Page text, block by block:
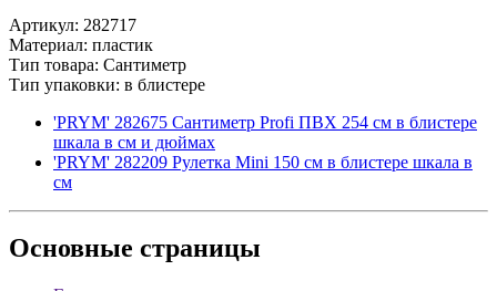
Артикул: 282717
Материал: пластик
Тип товара: Сантиметр
Тип упаковки: в блистере
'PRYM' 282675 Сантиметр Profi ПВХ 254 см в блистере
шкала в см и дюймах
'PRYM' 282209 Рулетка Mini 150 см в блистере шкала в
см
Основные страницы